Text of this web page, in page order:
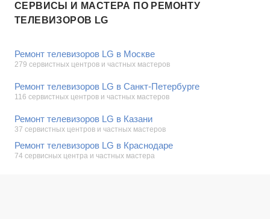
СЕРВИСЫ И МАСТЕРА ПО РЕМОНТУ
ТЕЛЕВИЗОРОВ LG
Ремонт телевизоров LG в Москве
279 сервистных центров и частных мастеров
Ремонт телевизоров LG в Санкт-Петербурге
116 сервистных центров и частных мастеров
Ремонт телевизоров LG в Казани
37 сервистных центров и частных мастеров
Ремонт телевизоров LG в Краснодаре
74 сервисных центра и частных мастера